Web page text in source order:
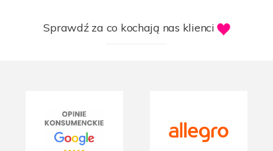
Sprawdź za co kochają nas klienci